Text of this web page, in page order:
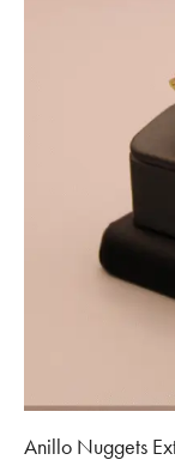
Anillo Nuggets